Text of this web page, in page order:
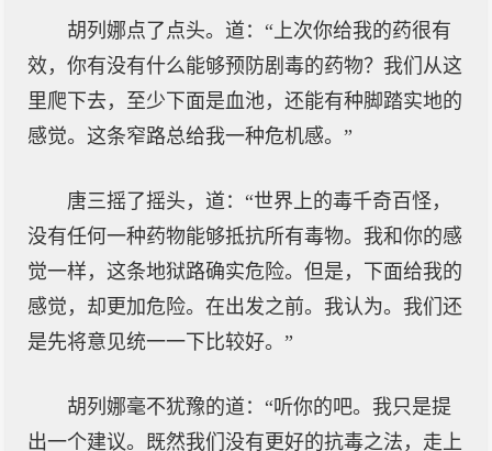
胡列娜点了点头。道：“上次你给我的药很有
效，你有没有什么能够预防剧毒的药物？我们从这
里爬下去，至少下面是血池，还能有种脚踏实地的
感觉。这条窄路总给我一种危机感。”
唐三摇了摇头，道：“世界上的毒千奇百怪，
没有任何一种药物能够抵抗所有毒物。我和你的感
觉一样，这条地狱路确实危险。但是，下面给我的
感觉，却更加危险。在出发之前。我认为。我们还
是先将意见统一一下比较好。”
胡列娜毫不犹豫的道：“听你的吧。我只是提
出一个建议。既然我们没有更好的抗毒之法，走上